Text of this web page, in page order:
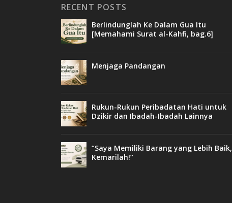
RECENT POSTS
Berlindunglah Ke Dalam Gua Itu
[Memahami Surat al-Kahfi, bag.6]
Menjaga Pandangan
Rukun-Rukun Peribadatan Hati untuk
Dzikir dan Ibadah-Ibadah Lainnya
“Saya Memiliki Barang yang Lebih Baik,
Kemarilah!”